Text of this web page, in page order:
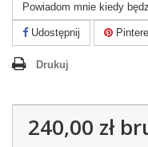
Powiadom mnie kiedy
Udostępnij
Drukuj
240,00 zł